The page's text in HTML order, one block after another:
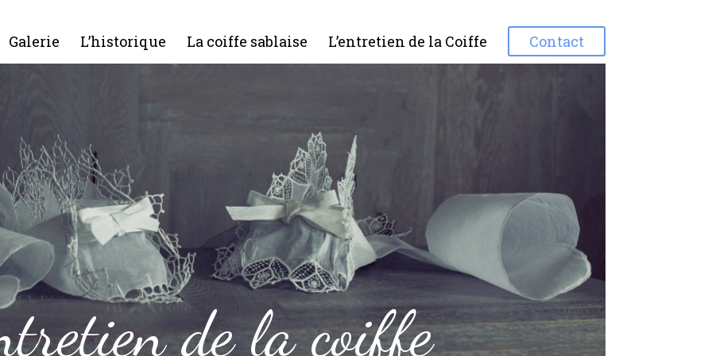
Galerie L’historique La coiffe sablaise L’entretien de la Coiffe Contact
de la coiffe